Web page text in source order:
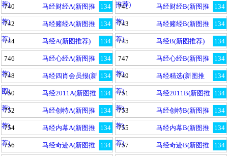
荐)
推荐)
134
740
马经财经A(新图推
荐)
134
741
马经财经B(新图推
荐)
134
742
马经赌经A(新图推
荐)
134
743
马经赌经B(新图推
荐)
134
744 马经A(新图推荐) 134
745 马经B(新图推荐)
134
746
马经心经A(新图推
荐)
134
747
马经心经B(新图推
荐)
134
748
马经四肖会员报(新
图)
134
749
马经精选(新图推
荐)
134
750
马经2011A(新图推
荐)
134
751
马经2011B(新图推
荐)
134
752
马经创特A(新图推
荐)
134
753
马经创特B(新图推
荐)
134
754
马经内幕A(新图推
荐)
134
755
马经内幕B(新图推
荐)
134
756
马经奇迹A(新图推
134
757
马经奇迹B(新图推